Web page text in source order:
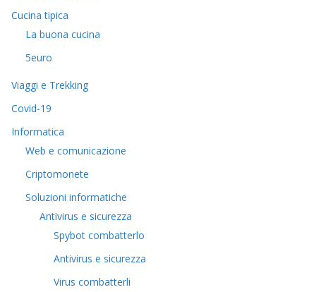
Cucina tipica
La buona cucina
5euro
Viaggi e Trekking
Covid-19
Informatica
Web e comunicazione
Criptomonete
Soluzioni informatiche
Antivirus e sicurezza
Spybot combatterlo
Antivirus e sicurezza
Virus combatterli